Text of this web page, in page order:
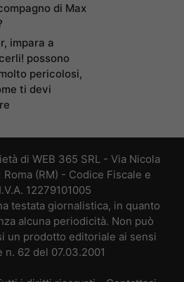
di Max
impara a
possono
pericolosi,
ti devi
di WEB 365 SRL - Via Nicola
Roma (RM) - Codice Fiscale e
12279101005
testata giornalistica, in quanto
alcuna periodicità. Non può
un prodotto editoriale ai sensi
n. 62 del 07.03.2001